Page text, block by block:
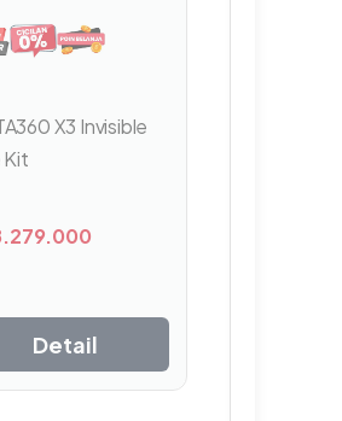
X3 Invisible
Kit
Detail